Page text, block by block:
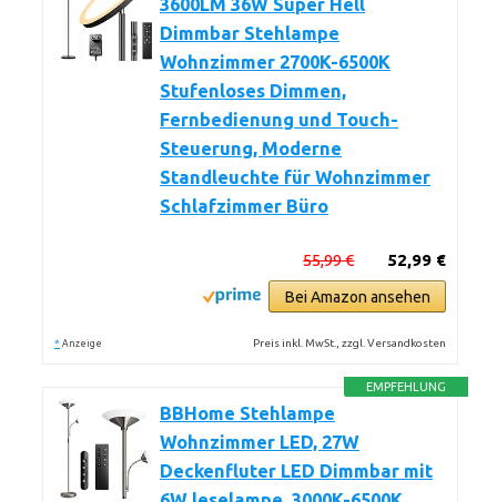
3600LM 36W Super Hell
Dimmbar Stehlampe
Wohnzimmer 2700K-6500K
Stufenloses Dimmen,
Fernbedienung und Touch-
Steuerung, Moderne
Standleuchte für Wohnzimmer
Schlafzimmer Büro
52,99 €
55,99 €
Bei Amazon ansehen
* Anzeige Preis inkl. MwSt., zzgl. Versandkosten
EMPFEHLUNG
BBHome Stehlampe
Wohnzimmer LED, 27W
Deckenfluter LED Dimmbar mit